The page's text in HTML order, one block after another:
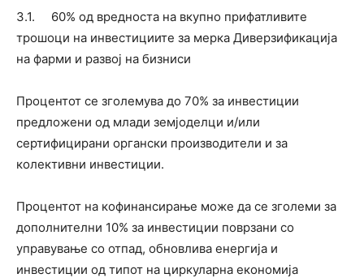
3.1. 60% од вредноста на вкупно прифатливите
трошоци на инвестициите за мерка Диверзификација
на фарми и развој на бизниси
Процентот се зголемува до 70% за инвестиции
предложени од млади земјоделци и/или
сертифицирани органски производители и за
колективни инвестиции.
Процентот на кофинансирање може да се зголеми за
дополнителни 10% за инвестиции поврзани со
управување со отпад, обновлива енергија и
инвестиции од типот на циркуларна економија